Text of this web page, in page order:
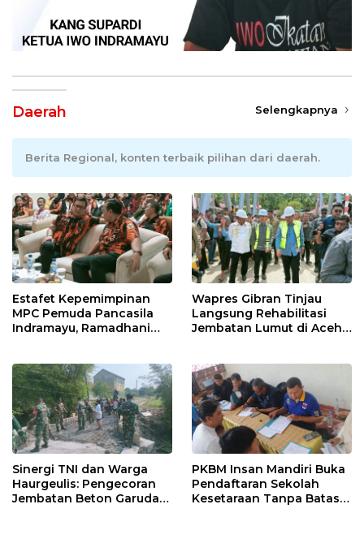
Daerah Selengkapnya
Berita Regional, konten terbaik pilihan dari daerah.
Estafet Kepemimpinan
MPC Pemuda Pancasila
Indramayu, Ramadhani
Muscablub
Wapres Gibran Tinjau
Langsung Rehabilitasi
Jembatan Lumut di Aceh
Sinergi TNI dan Warga
Haurgeulis: Pengecoran
Jembatan Beton Garuda
PKBM Insan Mandiri Buka
Pendaftaran Sekolah
Kesetaraan Tanpa Batas